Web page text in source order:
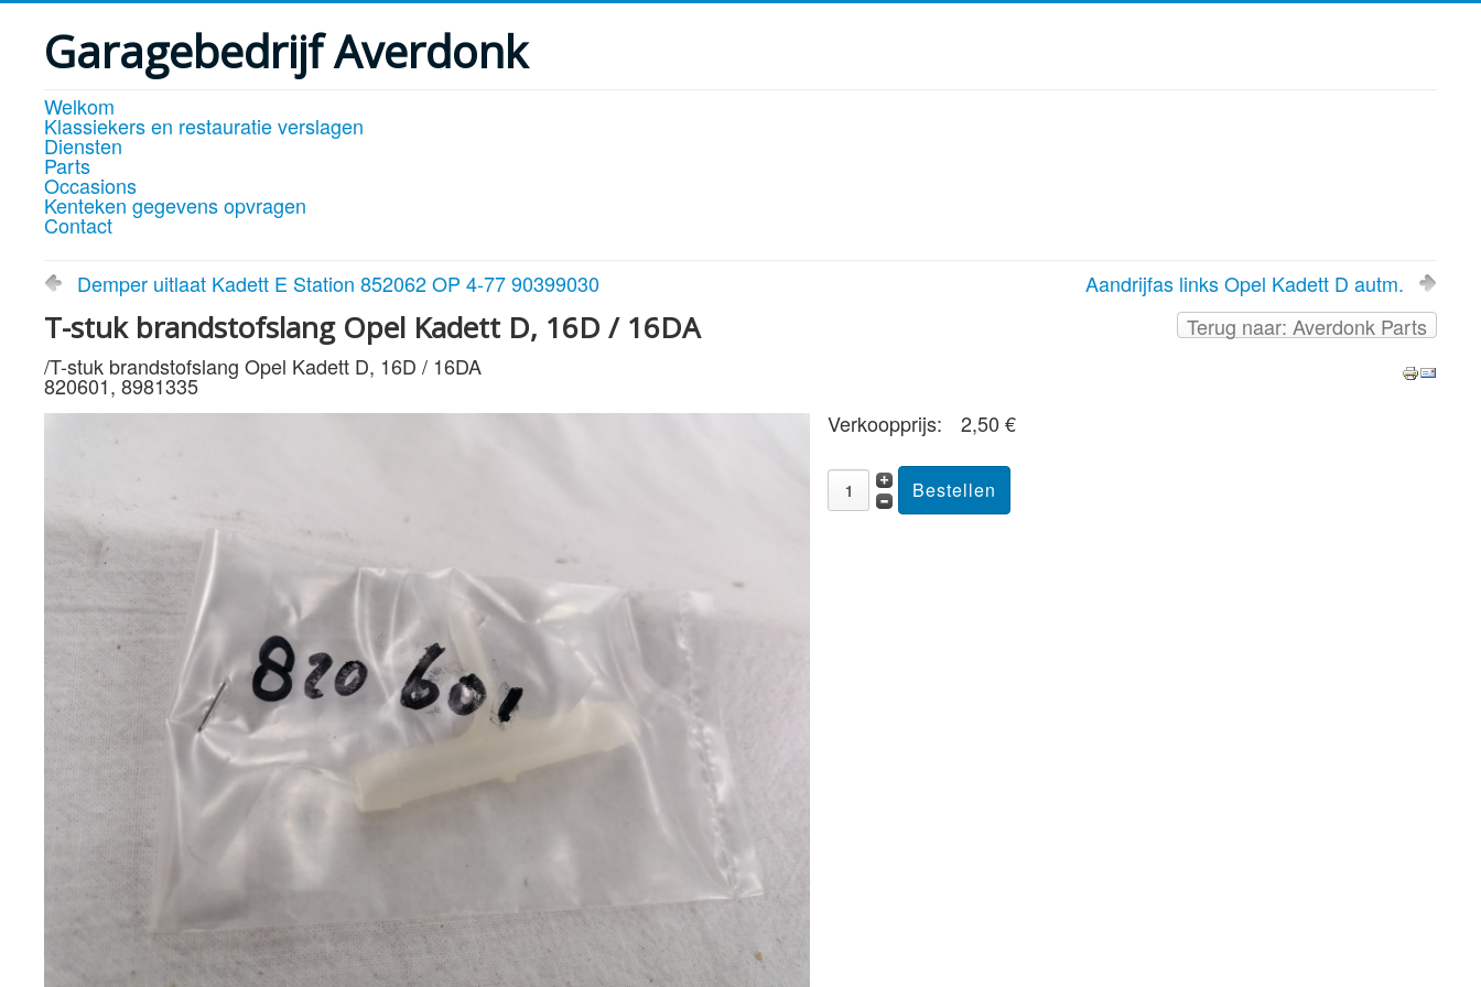
Garagebedrijf Averdonk
Welkom
Klassiekers en restauratie verslagen
Diensten
Parts
Occasions
Kenteken gegevens opvragen
Contact
Demper uitlaat Kadett E Station 852062 OP 4-77 90399030
Aandrijfas links Opel Kadett D autm.
Terug naar: Averdonk Parts
T-stuk brandstofslang Opel Kadett D, 16D / 16DA
/T-stuk brandstofslang Opel Kadett D, 16D / 16DA
820601, 8981335
Verkoopprijs:
2,50 €